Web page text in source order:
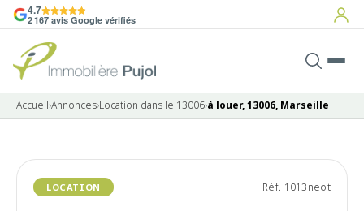
4.7
2 167 avis Google vérifiés
Accueil›Annonces›Location dans le 13006›à louer, 13006, Marseille
LOCATION Réf. 1013neot